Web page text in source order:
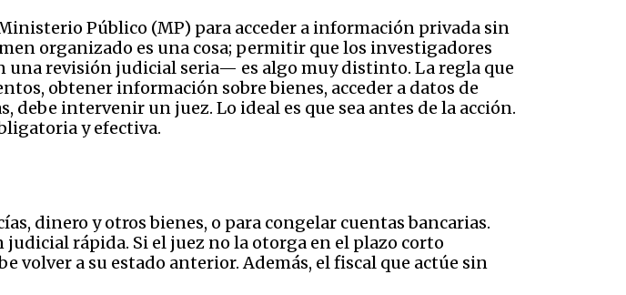
Público (MP) para acceder a información privada sin
organizado es una cosa; permitir que los investigadores
revisión judicial seria— es algo muy distinto. La regla que
obtener información sobre bienes, acceder a datos de
debe intervenir un juez. Lo ideal es que sea antes de la acción.
y efectiva.
dinero y otros bienes, o para congelar cuentas bancarias.
rápida. Si el juez no la otorga en el plazo corto
volver a su estado anterior. Además, el fiscal que actúe sin